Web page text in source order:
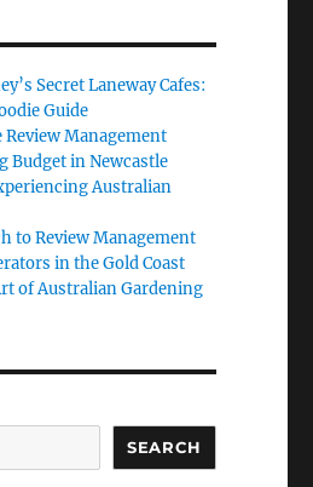
Secret Laneway Cafes:
Guide
Management
Budget in Newcastle
Australian
to Review Management
in the Gold Coast
of Australian Gardening
SEARCH